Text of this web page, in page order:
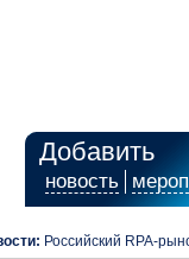
Добавить
новость
Российский RPA-рынок